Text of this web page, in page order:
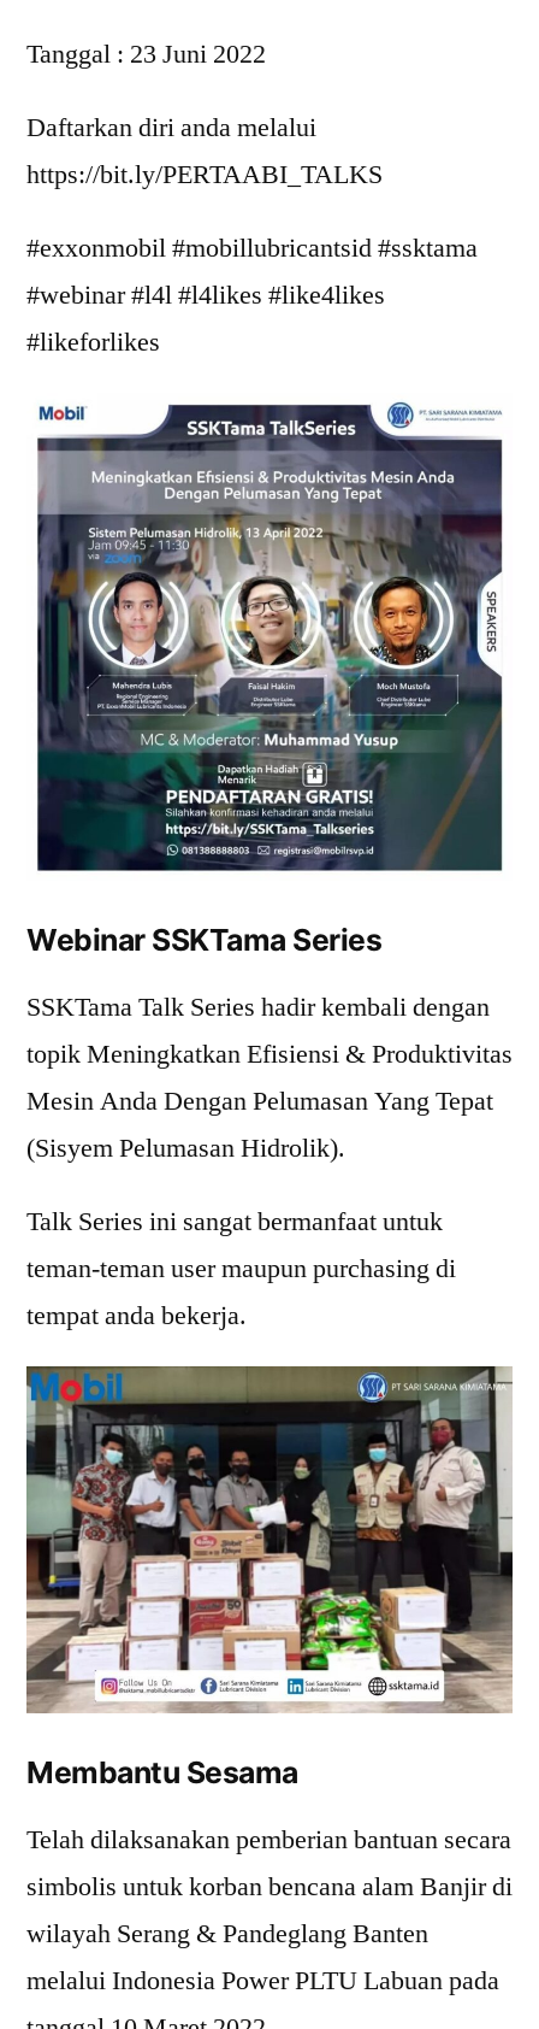
Tanggal : 23 Juni 2022
Daftarkan diri anda melalui
https://bit.ly/PERTAABI_TALKS
#exxonmobil #mobillubricantsid #ssktama
#webinar #l4l #l4likes #like4likes
#likeforlikes
Webinar SSKTama Series
SSKTama Talk Series hadir kembali dengan
topik Meningkatkan Efisiensi & Produktivitas
Mesin Anda Dengan Pelumasan Yang Tepat
(Sisyem Pelumasan Hidrolik).
Talk Series ini sangat bermanfaat untuk
teman-teman user maupun purchasing di
tempat anda bekerja.
Membantu Sesama
Telah dilaksanakan pemberian bantuan secara
simbolis untuk korban bencana alam Banjir di
wilayah Serang & Pandeglang Banten
melalui Indonesia Power PLTU Labuan pada